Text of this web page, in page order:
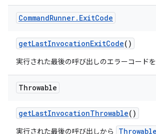
CommandRunner. ExitCode
getLastInvocationExitCode()
実行された最後の呼び出しのエラーコードを
Throwable
getLastInvocationThrowable()
実行された最後の呼び出しから Throwable